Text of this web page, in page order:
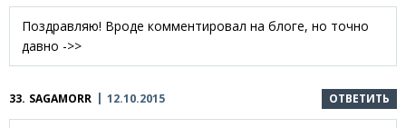
Поздравляю! Вроде комментировал на блоге, но точно
давно ->>
33. SAGAMORR 12.10.2015 ОТВЕТИТЬ